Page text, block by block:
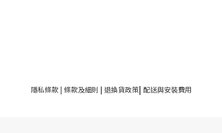
隱私條款| 條款及細則 | 退換貨政策| 配送與安裝費用